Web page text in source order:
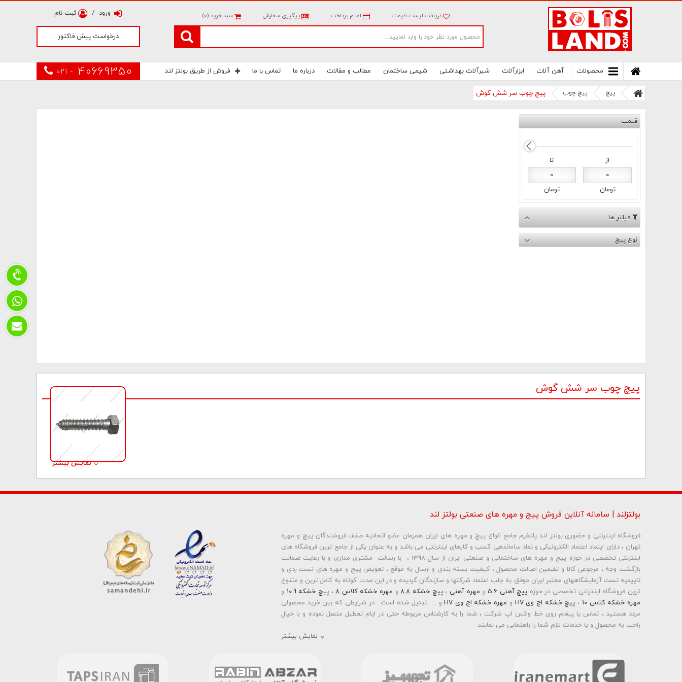
بولتز لند | سرزمین پیچ
دریافت لیست قیمت اعلام پرداخت پیگیری سفارش سبد خرید (0
) ورود / ثبت نام
درخواست پیش فاکتور
محصولات آهن آلات ابزارآلات شیرآلات بهداشتی شیمی ساختمان مطالب و مقالات درباره ما تماس با ما فروش از طریق بولتز لند 021 - 40669350
پیچ پیچ چوب پیچ چوب سر شش گوش
قیمت
از
0
تومان
تا
0
تومان
فیلتر ها
نوع پیچ
پیچ چوب سر شش گوش
نمایش بیشتر
بولتزلند | سامانه آنلاین فروش پیچ و مهره های صنعتی بولتز لند
فروشگاه اینترنتی و حضوری بولتز لند پلتفرم جامع انواع پیچ و مهره های ایران همزمان عضو اتحادیه صنف فروشندگان پیچ و مهره
تهران ، دارای اینماد اعتماد الکترونیکی و نماد ساماندهی کسب و کارهای اینترنتی می باشد و به عنوان یکی از جامع ترین فروشگاه های
اینترنتی تخصصی در حوزه پیچ و مهره های ساختمانی و صنعتی ایران از سال 1398 ، با رسالت مشتری مداری و با رعایت ضمانت
بازگشت وجه ، مرجوعی کالا و تضمین اصالت محصول ، کیفیت بسته بندی و ارسال به موقع ، تعویض پیچ و مهره های تست ردی و
تاییدیه تست آزمایشگاههای معتبر ایران موفق به جلب اعتماد شرکتها و سازندگان گردیده و در این مدت کوتاه به کامل ترین و متنوع
ترین فروشگاه اینترنتی تخصصی در حوزه پیچ آهنی 5.6 و مهره آهنی ،پیچ خشکه 8.8 و مهره خشکه کلاس 8 ،پیچ خشکه 10.9
و
مهره خشکه کلاس 10
، پیچ خشکه اچ وی HV و مهره خشکه اچ وی HV
و ... تبدیل شده است . در شرایطی که بین خرید محصولی
مردد هستید ، تماس یا پیغام روی خط واتس اپ شرکت ، شما را به کارشناس مربوطه حتی در ایام تعطیل متصل نموده و با خیال
راحت به محصول و یا خدمات لازم شما را راهنمایی می نمایند.
پیچ کناف
و
اینترنتی و عرضه خدمات به قیمت روز و رقابتی به مشتریان محترم می باشد . در فروشگاه اینترنتی و حضوری رابین ابزار شما مشتری
محترم در هر ساعت از شبانه روز به راحتی و با خیال آسوده می توانید با سفارش انواع پیچ و مهره های آهنی ، پیچ و مهره های
نمایش بیشتر